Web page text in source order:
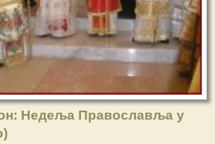
Недеља Православља у